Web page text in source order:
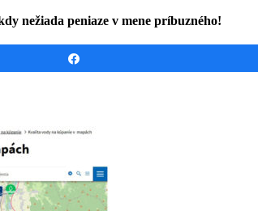
nežiada peniaze v mene príbuzného!